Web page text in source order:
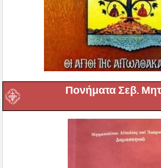
Πονήματα Σεβ.